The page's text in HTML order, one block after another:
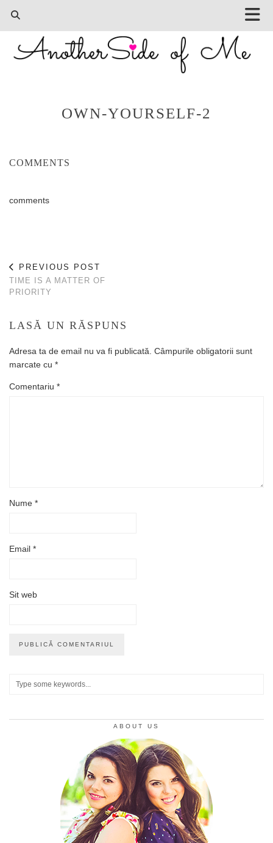
OWN-YOURSELF-2
COMMENTS
comments
PREVIOUS POST
TIME IS A MATTER OF
PRIORITY
LASĂ UN RĂSPUNS
Adresa ta de email nu va fi publicată. Câmpurile obligatorii sunt
marcate cu *
Comentariu *
Nume *
Email *
Sit web
ABOUT US